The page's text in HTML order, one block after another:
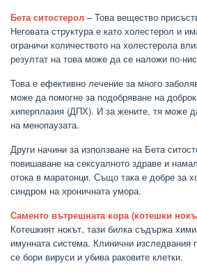
Бета ситостерол – Това вещество
Неговата структура е като холестерол и
ограничи количеството на холестерола
резултат на това може да се наложи по-
Това е ефективно лечение за много
може да помогне за подобряване на
хиперплазия (ДПХ). И за жените, тя може
на менопаузата.
Други начини за използване на Бета
повишаване на сексуалното здраве и
отока в маратонци. Също така е добре за
синдром на хроничната умора.
Саменто вътрешната кора (котешки
Котешкият нокът, тази билка съдържа
имунната система. Клинични изследвания
се бори вируси и убива раковите клетки.